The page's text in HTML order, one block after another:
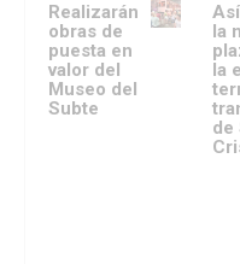
Realizarán
obras de
puesta en
valor del
Museo del
Subte
la
la
de